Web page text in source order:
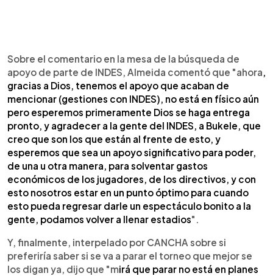
Sobre el comentario en la mesa de la búsqueda de
apoyo de parte de INDES, Almeida comentó que "ahora,
gracias a Dios, tenemos el apoyo que acaban de
mencionar (gestiones con INDES), no está en físico aún
pero esperemos primeramente Dios se haga entrega
pronto, y agradecer a la gente del INDES, a Bukele, que
creo que son los que están al frente de esto, y
esperemos que sea un apoyo significativo para poder,
de una u otra manera, para solventar gastos
económicos de los jugadores, de los directivos, y con
esto nosotros estar en un punto óptimo para cuando
esto pueda regresar darle un espectáculo bonito a la
gente, podamos volver a llenar estadios".
Y, finalmente, interpelado por CANCHA sobre si
preferiría saber si se va a parar el torneo que mejor se
los digan ya, dijo que "mirá que parar no está en planes